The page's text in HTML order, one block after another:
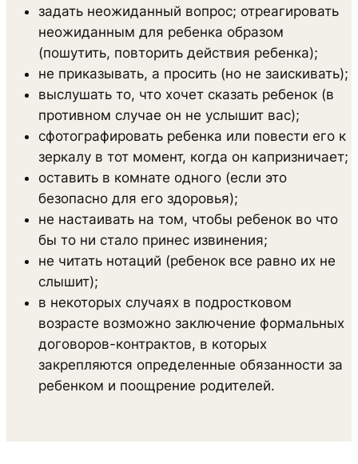
задать неожиданный вопрос; отреагировать
неожиданным для ребенка образом
(пошутить, повторить действия ребенка);
не приказывать, а просить (но не заискивать);
выслушать то, что хочет сказать ребенок (в
противном случае он не услышит вас);
сфотографировать ребенка или повести его к
зеркалу в тот момент, когда он капризничает;
оставить в комнате одного (если это
безопасно для его здоровья);
не настаивать на том, чтобы ребенок во что
бы то ни стало принес извинения;
не читать нотаций (ребенок все равно их не
слышит);
в некоторых случаях в подростковом
возрасте возможно заключение формальных
договоров-контрактов, в которых
закрепляются определенные обязанности за
ребенком и поощрение родителей.